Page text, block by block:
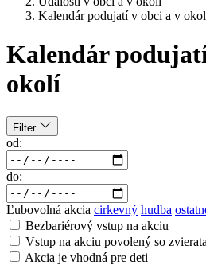
Kalendár podujatí v obci a v
Kalendár
okolí
Filter
od:
do:
Ľubovolná akcia cirkevný hudba
Bezbariérový vstup na akciu
Vstup na akciu povolený so
Akcia je vhodná pre deti